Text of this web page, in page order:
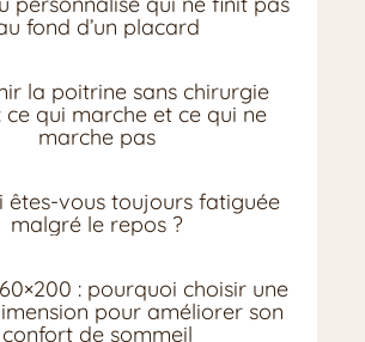
fond d’un placard
la poitrine sans chirurgie
ce qui marche et ce qui ne
marche pas
êtes-vous toujours fatiguée
malgré le repos ?
: pourquoi choisir une
pour améliorer son
confort de sommeil